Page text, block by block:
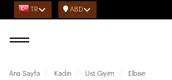
TR ABD
Ana Sayfa Kadın Üst Giyim Elbise